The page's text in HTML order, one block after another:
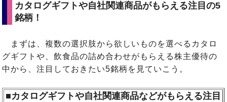
カタログギフトや自社関連商品がもらえる注目の5
銘柄！
まずは、複数の選択肢から欲しいものを選べるカタロ
グギフトや、飲食品の詰め合わせがもらえる株主優待の
中から、注目しておきたい5銘柄を見ていこう。
■カタログギフトや自社関連商品などがもらえる注目